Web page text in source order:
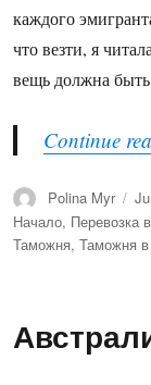
каждого
что везти, я
вещь должна
Continue
Author
Polina Myr
on
Начало, Перевозка
Таможня,Таможня